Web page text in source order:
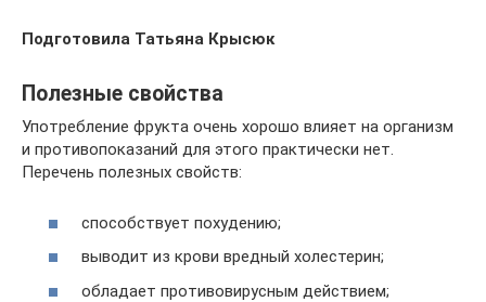
Подготовила Татьяна Крысюк
Полезные свойства­
Употребление фрукта очень хорошо влияет на организм
и противопоказаний для этого практически нет.
Перечень полезных свойств:
способствует похудению;
выводит из крови вредный холестерин;
обладает противовирусным действием;